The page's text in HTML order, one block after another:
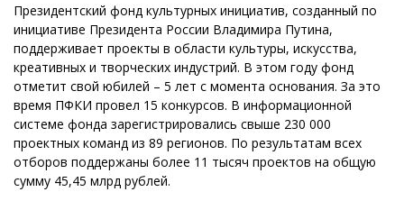
Президентский фонд культурных инициатив, созданный по
инициативе Президента России Владимира Путина,
поддерживает проекты в области культуры, искусства,
креативных и творческих индустрий. В этом году фонд
отметит свой юбилей – 5 лет с момента основания. За это
время ПФКИ провел 15 конкурсов. В информационной
системе фонда зарегистрировались свыше 230 000
проектных команд из 89 регионов. По результатам всех
отборов поддержаны более 11 тысяч проектов на общую
сумму 45,45 млрд рублей.